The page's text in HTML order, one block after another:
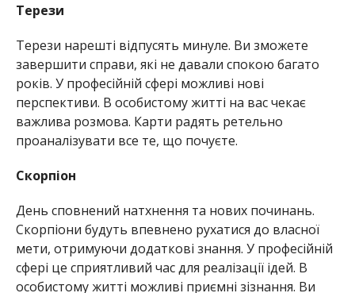
Терези
Терези нарешті відпусять минуле. Ви зможете
завершити справи, які не давали спокою багато
років. У професійній сфері можливі нові
перспективи. В особистому житті на вас чекає
важлива розмова. Карти радять ретельно
проаналізувати все те, що почуєте.
Скорпіон
День сповнений натхнення та нових починань.
Скорпіони будуть впевнено рухатися до власної
мети, отримуючи додаткові знання. У професійній
сфері це сприятливий час для реалізації ідей. В
особистому житті можливі приємні зізнання. Ви